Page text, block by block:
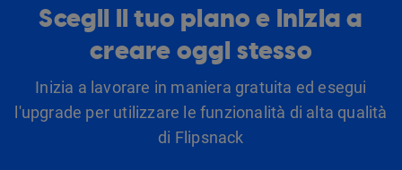
Scegli il tuo piano e inizia a
creare oggi stesso
Inizia a lavorare in maniera gratuita ed esegui
l'upgrade per utilizzare le funzionalità di alta qualità
di Flipsnack